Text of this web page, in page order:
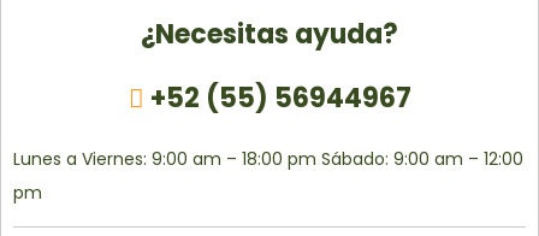
¿Necesitas ayuda?
+52 (55) 56944967
Lunes a Viernes: 9:00 am – 18:00 pm Sábado: 9:00 am – 12:00
pm